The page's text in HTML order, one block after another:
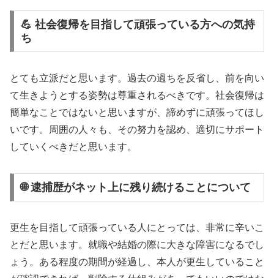
💪 社会復帰を目指して頑張っている方への気持
ち
とても立派だと思います。過去の過ちを反省し、前を向い
て生きようとする姿勢は尊重されるべきです。社会復帰は
簡単なことではないと思いますが、諦めずに頑張ってほし
いです。周囲の人々も、その努力を認め、適切にサポート
していくべきだと思います。
🌐 逮捕歴がネット上に残り続けることについて
更生を目指して頑張っている人にとっては、非常に辛いこ
とだと思います。就職や結婚の際に大きな障害になるでし
ょう。ある程度の期間が経過し、本人が更生していること